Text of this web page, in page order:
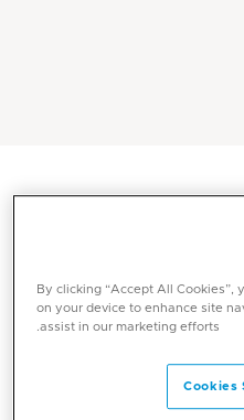
By clicking “Accept All Cookies”,
on your device to enhance site
assist in our marketing efforts.
Cookies